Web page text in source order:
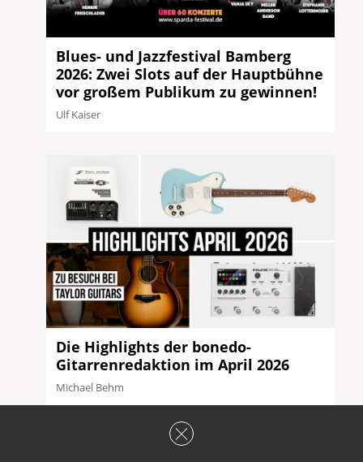
Blues- und Jazzfestival Bamberg
2026: Zwei Slots auf der Hauptbühne
vor großem Publikum zu gewinnen!
Ulf Kaiser
Die Highlights der bonedo-
Gitarrenredaktion im April 2026
Michael Behm